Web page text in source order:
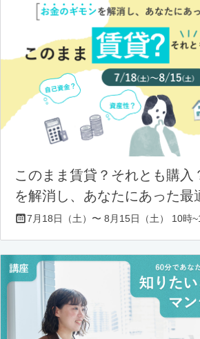
このまま賃貸？それとも購入
を解消し、あなたにあった最
7月18日（土）〜 8月15日（土） 10時